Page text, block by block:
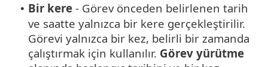
• Bir kere - Görev önceden belirlenen tarih
ve saatte yalnızca bir kere gerçekleştirilir.
Görevi yalnızca bir kez, belirli bir zamanda
çalıştırmak için kullanılır. Görev yürütme